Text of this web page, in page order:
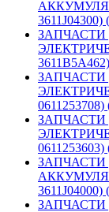
ЗАПЧАСТИ
ЗАПЧАСТИ
ЗАПЧАСТИ
ЗАПЧАСТИ
ЗАПЧАСТИ